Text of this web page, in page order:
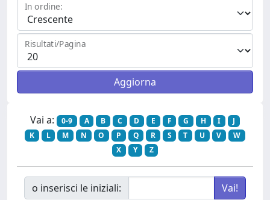
In ordine:
Risultati/Pagina
Vai a: 0-9 A B C D E F G H I
J
K
L M N O P Q R S T U V
W
X
Y Z
o inserisci le iniziali: